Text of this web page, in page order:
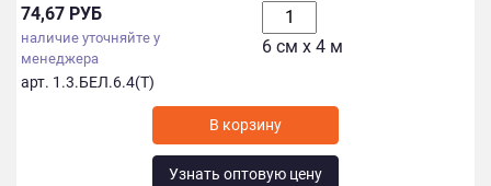
74,67 РУБ
наличие уточняйте у
менеджера
арт. 1.3.БЕЛ.6.4(Т)
6 см х 4 м
Узнать оптовую цену